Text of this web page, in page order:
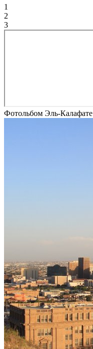
1
2
3
Фотольбом Эль-Калафате